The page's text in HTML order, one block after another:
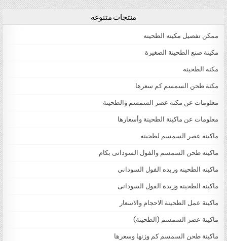
منتجات متنوعه
ممكن تفصيل مكينه الطحينه
مكينة صنع الطحينة الصغيرة
مكنه الطحينه
مكنة طحن السمسم كم سعرها
معلومات عن مكنه عصر السمسم والطحينة
معلومات عن ماكينة الطحينة وأسعارها
ماكينه عصر السمسم لطحينه
ماكينه طحن السمسم والفول السودانى بكام
ماكينه الطحينه وزبده الفول السوداني
ماكينه الطحينه وزبدة الفول السودانى
ماكينة عمل الطحينة الاحجام والاسعار
ماكينة عصر السمسم (الطحينة)
ماكينة طحن السمسم كم وزنها وسعرها